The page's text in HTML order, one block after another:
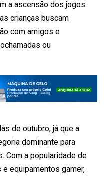
a ascensão dos jogos
crianças buscam
com amigos e
ou
de outubro, já que a
dominante para
Com a popularidade de
equipamentos gamer,